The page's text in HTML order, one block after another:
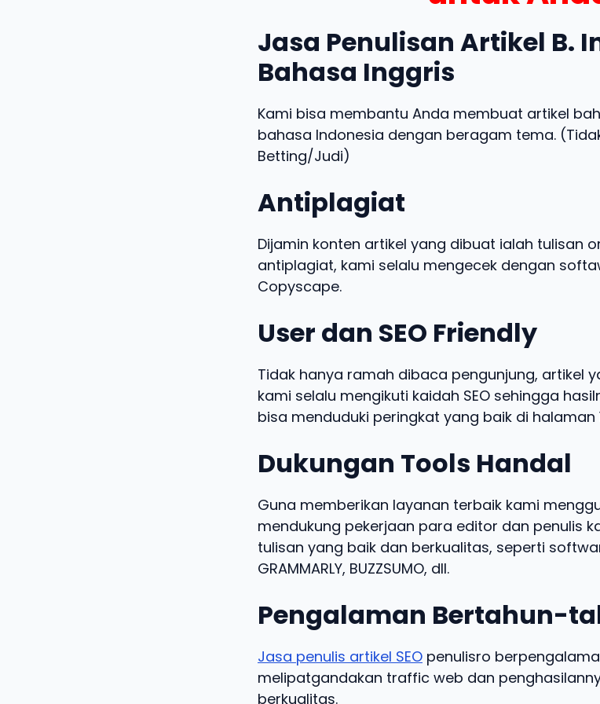
Jasa Penulisan Artikel B.
Bahasa Inggris
Kami bisa membantu Anda membuat artikel
bahasa Indonesia dengan beragam tema.
Betting/Judi)
Antiplagiat
Dijamin konten artikel yang dibuat ialah tulisan
antiplagiat, kami selalu mengecek dengan
Copyscape.
User dan SEO Friendly
Tidak hanya ramah dibaca pengunjung, artikel
kami selalu mengikuti kaidah SEO sehingga
bisa menduduki peringkat yang baik di halaman
Dukungan Tools Handal
Guna memberikan layanan terbaik kami
mendukung pekerjaan para editor dan penulis
tulisan yang baik dan berkualitas, seperti
GRAMMARLY, BUZZSUMO, dll.
Pengalaman Bertahun-
Jasa penulis artikel SEO penulisro
melipatgandakan traffic web dan
berkualitas.